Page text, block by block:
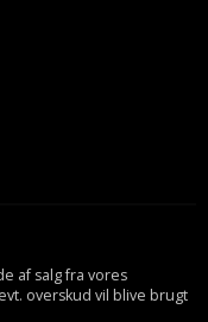
af salg fra vores
overskud vil blive brugt